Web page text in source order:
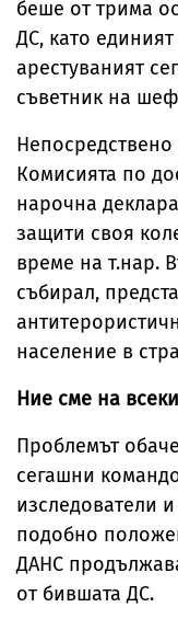
беше от трима
ДС, като единият
арестуваният
съветник на
Непосредствено
Комисията по
нарочна
защити своя
време на т.нар.
събирал,
население в
Ние сме на
Проблемът
сегашни
изследователи
подобно
ДАНС
от бившата ДС.